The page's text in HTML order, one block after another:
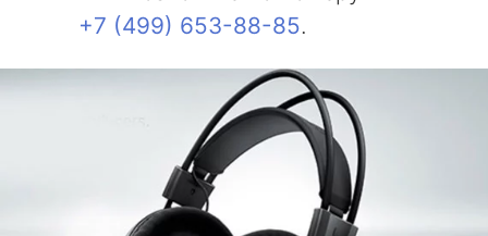
+7 (499) 653-88-85.